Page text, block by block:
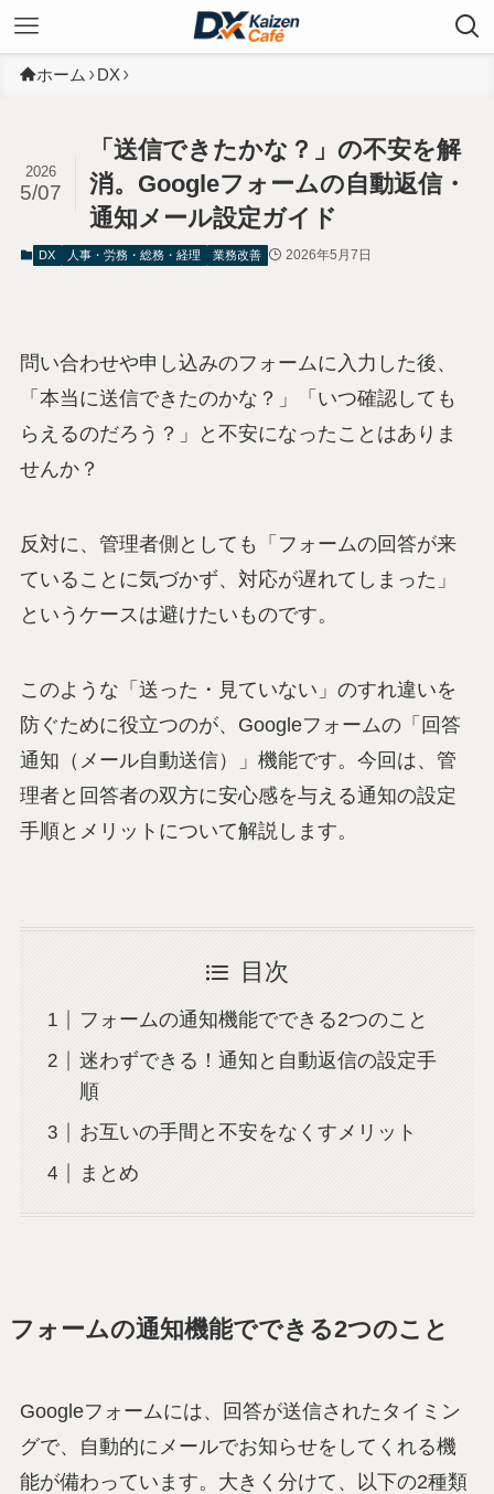
ホーム DX
「送信できたかな？」の不安を解
消。Googleフォームの自動返信・
通知メール設定ガイド
2026
5/07
DX 人事・労務・総務・経理 業務改善 2026年5月7日
問い合わせや申し込みのフォームに入力した後、
「本当に送信できたのかな？」「いつ確認しても
らえるのだろう？」と不安になったことはありま
せんか？
反対に、管理者側としても「フォームの回答が来
ていることに気づかず、対応が遅れてしまった」
というケースは避けたいものです。
このような「送った・見ていない」のすれ違いを
防ぐために役立つのが、Googleフォームの「回答
通知（メール自動送信）」機能です。今回は、管
理者と回答者の双方に安心感を与える通知の設定
手順とメリットについて解説します。
目次
フォームの通知機能でできる2つのこと
迷わずできる！通知と自動返信の設定手
順
お互いの手間と不安をなくすメリット
まとめ
フォームの通知機能でできる2つのこと
Googleフォームには、回答が送信されたタイミン
グで、自動的にメールでお知らせをしてくれる機
能が備わっています。大きく分けて、以下の2種類